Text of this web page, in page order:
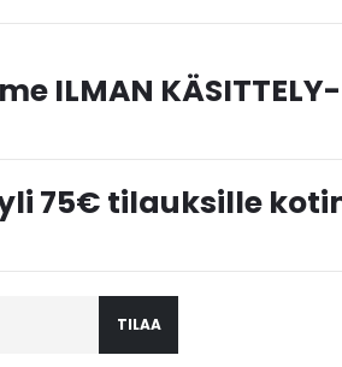
KÄSITTELY-
yli 75€ tilauksille
TILAA